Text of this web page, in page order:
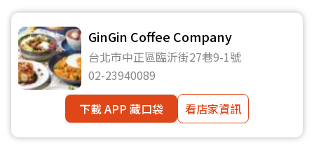
GinGin Coffee Company
台北市中正區臨沂街27巷9-1號
02-23940089
下載 APP 藏口袋
看店家資訊